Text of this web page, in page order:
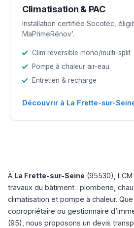
Climatisation & PAC
Installation certifiée Socotec,
MaPrimeRénov’.
Clim réversible mono/multi-split
Pompe à chaleur air-eau
Entretien & recharge
Découvrir à La Frette-sur-
À La Frette-sur-Seine (95530),
travaux du bâtiment : plomberie,
climatisation et pompe à chaleur.
copropriétaire ou gestionnaire
(95), nous proposons un devis